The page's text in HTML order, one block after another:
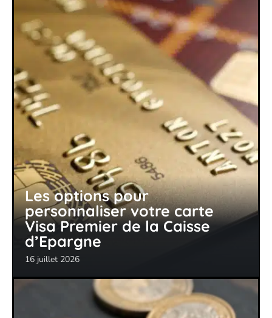
Les options pour
personnaliser votre carte
Visa Premier de la Caisse
d’Epargne
16 juillet 2026